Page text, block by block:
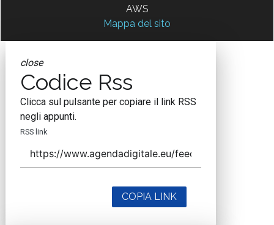
AWS
Mappa del sito
close
Codice Rss
Clicca sul pulsante per copiare il link RSS
negli appunti.
RSS link
COPIA LINK